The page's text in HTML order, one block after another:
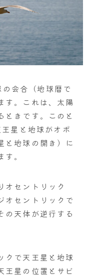
会合（地球暦で
す。これは、太陽
ときです。このと
星と地球がオポ
と地球の開き）に
。
オセントリック
オセントリックで
の天体が逆行する
クで天王星と地球
王星の位置とサビ